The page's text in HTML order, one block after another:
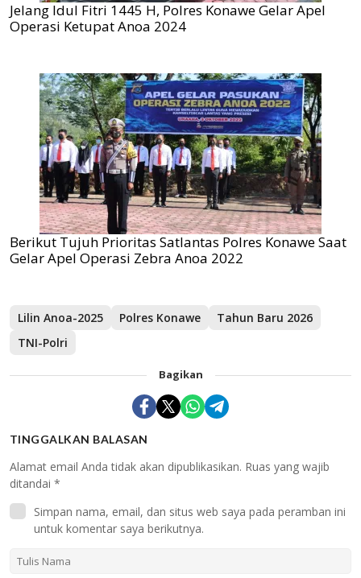
Jelang Idul Fitri 1445 H, Polres Konawe Gelar Apel
Operasi Ketupat Anoa 2024
Berikut Tujuh Prioritas Satlantas Polres Konawe Saat
Gelar Apel Operasi Zebra Anoa 2022
Lilin Anoa-2025 Polres Konawe
Tahun Baru 2026
TNI-Polri
Bagikan
TINGGALKAN BALASAN
Alamat email Anda tidak akan dipublikasikan. Ruas yang wajib
ditandai *
Simpan nama, email, dan situs web saya pada peramban ini
untuk komentar saya berikutnya.